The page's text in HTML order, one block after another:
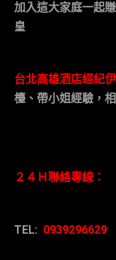
加入這大家庭一起
皇
台北高雄酒店經紀
檯、帶小姐經驗，
２４Ｈ聯絡專線：
TEL: 0939296629